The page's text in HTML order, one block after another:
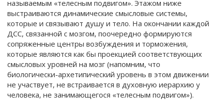
называемым «телесным подвигом». Этажом ниже
выстраиваются динамические смысловые системы,
которые и связывают душу и тело. На окончании каждой
ДСС, связанной с мозгом, поочередно формируются
сопряженные центры возбуждения и торможения,
которые являются как бы проекцией соответствующих
смысловых уровней на мозг (напомним, что
биологически-архетипический уровень в этом движении
не участвует, не встраивается в духовную иерархию у
человека, не занимающегося «телесным подвигом»).